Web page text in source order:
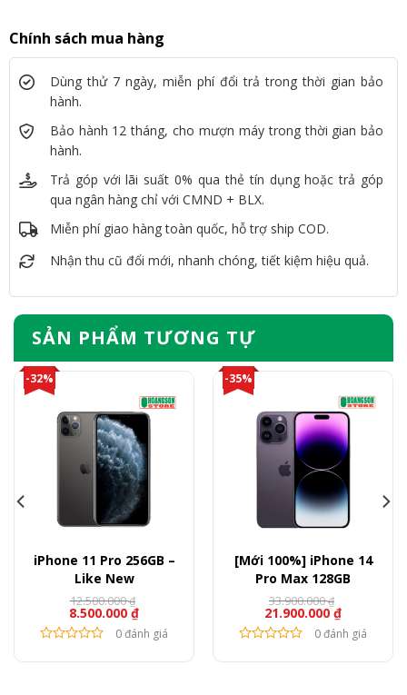
Chính sách mua hàng
Dùng thử 7 ngày, miễn phí đổi trả trong thời gian bảo
hành.
Bảo hành 12 tháng, cho mượn máy trong thời gian bảo
hành.
Trả góp với lãi suất 0% qua thẻ tín dụng hoặc trả góp
qua ngân hàng chỉ với CMND + BLX.
Miễn phí giao hàng toàn quốc, hỗ trợ ship COD.
Nhận thu cũ đổi mới, nhanh chóng, tiết kiệm hiệu quả.
SẢN PHẨM TƯƠNG TỰ
-32%
iPhone 11 Pro 256GB –
Like New
8.500.000 ₫
12.500.000₫
0 đánh giá
-35%
[Mới 100%] iPhone 14
Pro Max 128GB
21.900.000 ₫
33.900.000₫
0 đánh giá